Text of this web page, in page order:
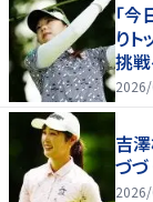
「
り
挑
吉
づづ